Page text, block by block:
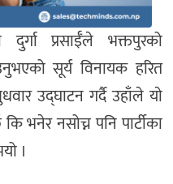
प्रसाईँले भक्तपुरको
सूर्य विनायक हरित
उद्घाटन गर्दै उहाँले याे
भनेर नसोच्न पनि पार्टीका
।